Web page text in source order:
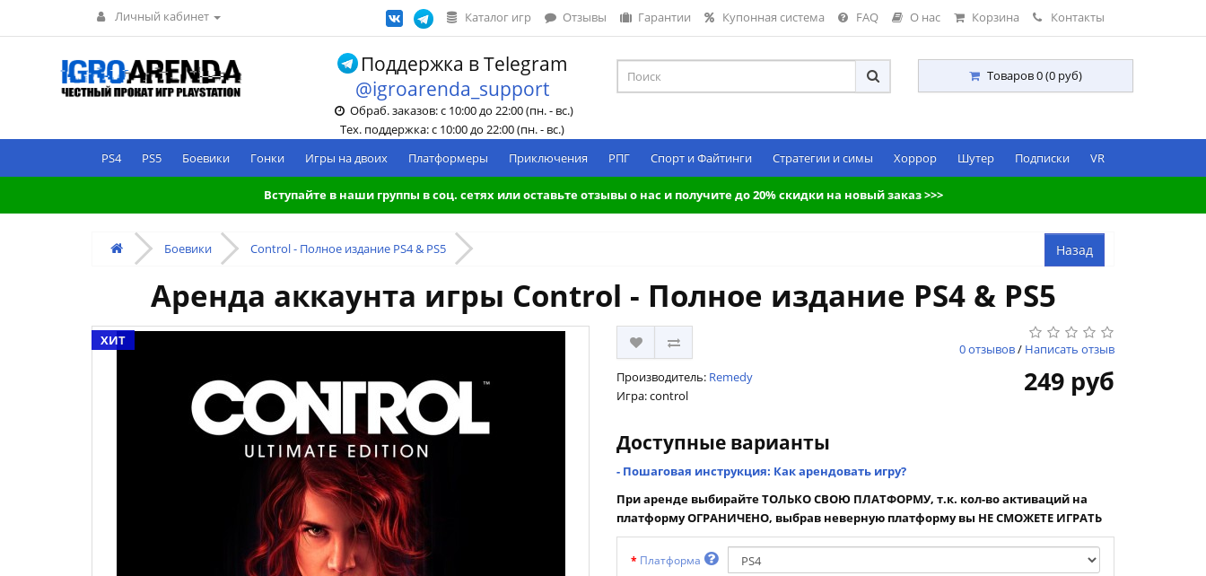
Личный кабинет Каталог игр Отзывы Гарантии Купонная система FAQ О нас Корзина Контакты
Поддержка в Telegram
@igroarenda_support
Обраб. заказов: с 10:00 до 22:00 (пн. - вс.)
Тех. поддержка: с 10:00 до 22:00 (пн. - вс.)
Товаров 0 (0 руб)
PS4 PS5 Боевики Гонки Игры на двоих Платформеры Приключения РПГ Спорт и Файтинги Стратегии и симы Хоррор Шутер Подписки VR
Вступайте в наши группы в соц. сетях или оставьте отзывы о нас и получите до 20% скидки на новый заказ >>>
Боевики Control - Полное издание PS4 & PS5
Аренда аккаунта игры Control - Полное издание PS4 & PS5
ХИТ
0 отзывов/ Написать отзыв
Производитель: Remedy
Игра: control
249 руб
Доступные варианты
- Пошаговая инструкция: Как арендовать игру?
При аренде выбирайте ТОЛЬКО СВОЮ ПЛАТФОРМУ, т.к. кол-во активаций на
платформу ОГРАНИЧЕНО, выбрав неверную платформу вы НЕ СМОЖЕТЕ ИГРАТЬ
Платформа